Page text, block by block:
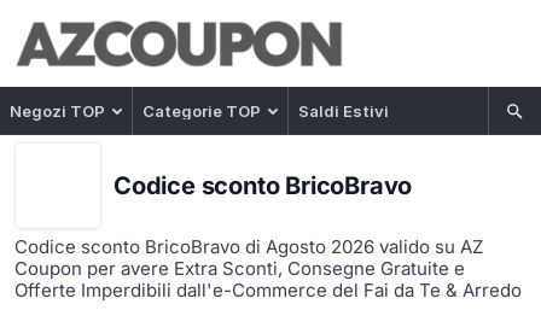
Negozi TOP Categorie TOP Saldi Estivi
Codice sconto BricoBravo
Codice sconto BricoBravo di Agosto 2026 valido su AZ
Coupon per avere Extra Sconti, Consegne Gratuite e
Offerte Imperdibili dall'e-Commerce del Fai da Te & Arredo